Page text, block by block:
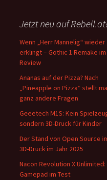
Jetzt neu auf
Wenn „Herr Mannelig“ wieder
erklingt – Gothic 1 Remake im
Review
Ananas auf der Pizza? Nach
„Pineapple on Pizza“ stellt
ganz andere Fragen
Geeetech M1S: Kein
sondern 3D-Druck für Kinder
Der Stand von Open Source
3D-Druck im Jahr 2025
Nacon Revolution X Unlimited:
Gamepad im Test